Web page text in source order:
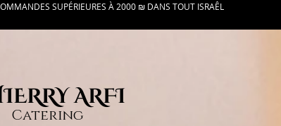
SUPÉRIEURES À 2000 ₪ DANS TOUT ISRAÊL
ARFI
Catering